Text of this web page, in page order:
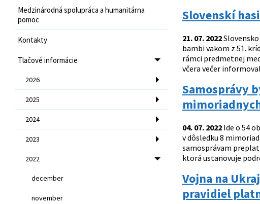
Medzinárodná spolupráca a humanitárna
pomoc
Kontakty
Tlačové informácie
2026
2025
2024
2023
2022
december
november
Slovenskí
21. 07. 2022Slovensko
bambi vakom z 51.
rámci predmetnej
včera večer
Samosprávy
04. 07. 2022Ide o 54
v dôsledku 8
samosprávam
ktorá ustanovuje
Vojna na
pravidiel